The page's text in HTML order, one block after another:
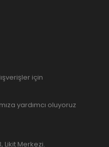
için
yardımcı oluyoruz
Likit Merkezi.